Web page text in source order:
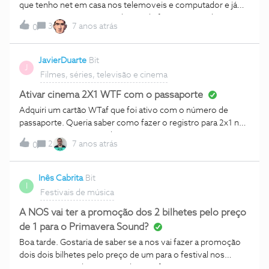
equipamento recebido e tenho uma surpresa, o modelo é o
mesmo, mas com 16GB/2GB RAM! Vou ao site da loja
de preço......agora a 129,99€.......está mais barato do que
tinha comprado à 2 dias atrás!!!! Gostaria de saber o que
pretendem fazer com o assunto! Não adquiri um
equipamento com 16gb de armazenament
que tenho net em casa nos telemoveis e computador e já
tive na tv, mas entretanto deixou de funcionar não liga ao
modem
0 3 7 anos atrás
J
JavierDuarte Bit
Filmes, séries, televisão e cinema
Ativar cinema 2X1 WTF com o passaporte
Adquiri um cartão WTaf que foi ativo com o número de
passaporte. Queria saber como fazer o registro para 2x1 no
cinema com o número de passaporte?
0
2 7 anos atrás
Inês Cabrita Bit
Festivais de música
A NOS vai ter a promoção dos 2 bilhetes pelo preço
de 1 para o Primavera Sound?
Boa tarde. Gostaria de saber se a nos vai fazer a promoção
dois dois bilhetes pelo preço de um para o festival nos